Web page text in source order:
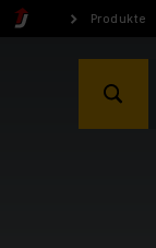
Produkte